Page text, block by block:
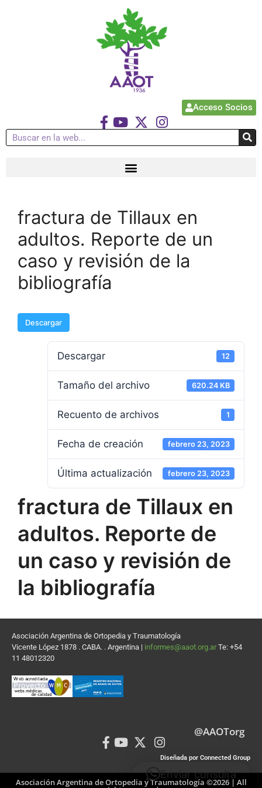
Acceso Socios
fractura de Tillaux en
adultos. Reporte de un
caso y revisión de la
bibliografía
Descargar
Descargar 12
Tamaño del archivo 620.24 KB
Recuento de archivos 1
Fecha de creación febrero 23, 2023
Última actualización febrero 23, 2023
fractura de Tillaux en
adultos. Reporte de
un caso y revisión de
la bibliografía
Asociación Argentina de Ortopedia y Traumatología
Vicente López 1878 . CABA. . Argentina | informes@aaot.org.ar Te: +54
11 48012320
@AAOTorg
Diseñada por Connected Group
Asociación Argentina de Ortopedia y Traumatología ©2026 | All
Enviar consulta